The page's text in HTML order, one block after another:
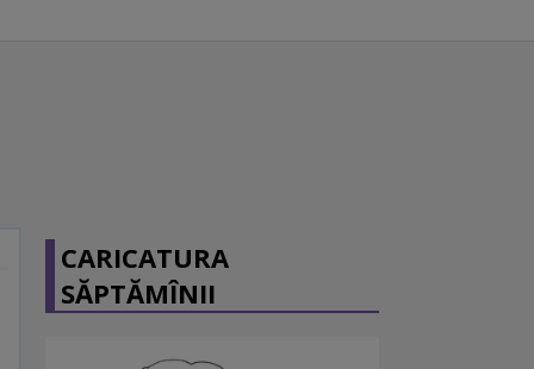
CARICATURA
SĂPTĂMÎNII